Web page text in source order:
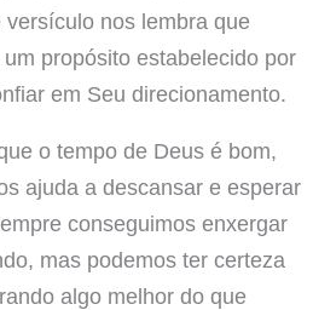
versículo nos lembra que
propósito estabelecido por
em Seu direcionamento.
o tempo de Deus é bom,
ajuda a descansar e esperar
conseguimos enxergar
mas podemos ter certeza
algo melhor do que